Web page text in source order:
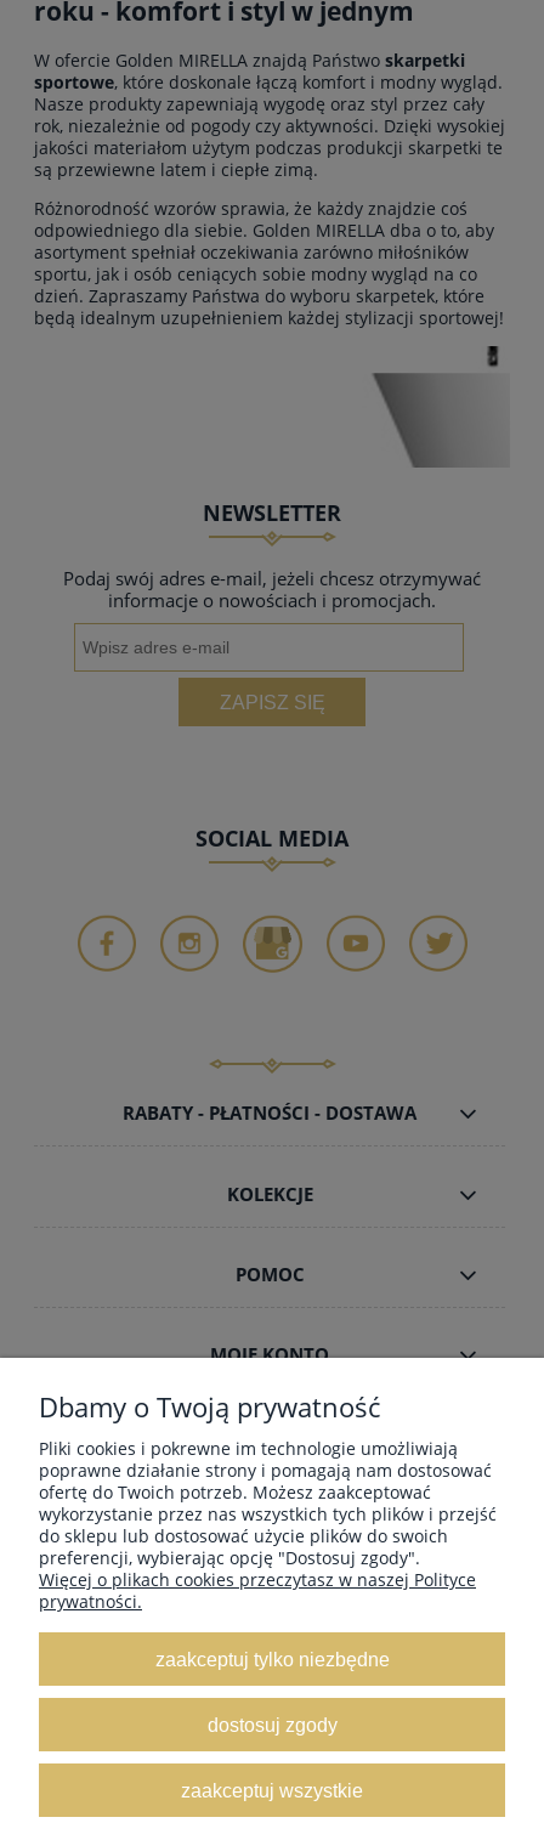
roku - komfort i styl w jednym
W ofercie Golden MIRELLA znajdą Państwo skarpetki
sportowe, które doskonale łączą komfort i modny wygląd.
Nasze produkty zapewniają wygodę oraz styl przez cały
rok, niezależnie od pogody czy aktywności. Dzięki wysokiej
jakości materiałom użytym podczas produkcji skarpetki te
są przewiewne latem i ciepłe zimą.
Różnorodność wzorów sprawia, że każdy znajdzie coś
odpowiedniego dla siebie. Golden MIRELLA dba o to, aby
asortyment spełniał oczekiwania zarówno miłośników
sportu, jak i osób ceniących sobie modny wygląd na co
dzień. Zapraszamy Państwa do wyboru skarpetek, które
będą idealnym uzupełnieniem każdej stylizacji sportowej!
NEWSLETTER
Podaj swój adres e-mail, jeżeli chcesz otrzymywać
informacje o nowościach i promocjach.
ZAPISZ SIĘ
SOCIAL MEDIA
RABATY - PŁATNOŚCI - DOSTAWA
KOLEKCJE
POMOC
MOJE KONTO
INFORMACJE
ZAMÓWIENIA HURT B2B
Dostawa GRATIS ! za zakupy powyżej 190
zł Paczkomaty, Kurier InPost, Kurier DPD,
Poczta-Pocztex
, Orlen Paczka
Rabaty już od 100zł-
dostawa od 9,50zł
Dbamy o Twoją prywatność
Pliki cookies i pokrewne im technologie umożliwiają
poprawne działanie strony i pomagają nam dostosować
ofertę do Twoich potrzeb. Możesz zaakceptować
wykorzystanie przez nas wszystkich tych plików i przejść
do sklepu lub dostosować użycie plików do swoich
preferencji, wybierając opcję "Dostosuj zgody".
Więcej o plikach cookies przeczytasz w naszej Polityce
prywatności.
zaakceptuj tylko niezbędne
dostosuj zgody
zaakceptuj wszystkie